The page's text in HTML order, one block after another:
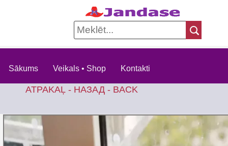
Sākums Veikals • Shop Kontakti
ATPAKAĻ - НАЗАД - BACK